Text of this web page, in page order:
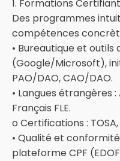
1. Formations
Des programmes
compétences
• Bureautique et
(Google/Microsoft),
PAO/DAO, CAO/DAO.
• Langues étrangères
Français FLE.
o Certifications : TOSA,
• Qualité et
plateforme CPF